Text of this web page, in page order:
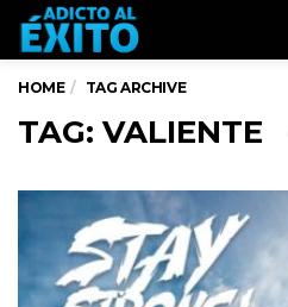
HOME TAG ARCHIVE
TAG: VALIENTE